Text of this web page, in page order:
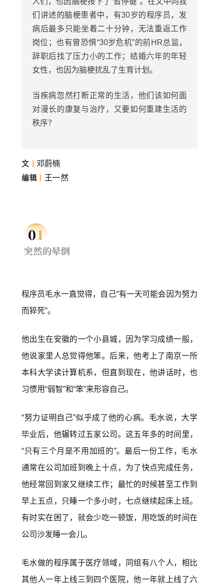
们讲述的脑梗患者中，有30岁的程序员，发
病后最多只能坐着二十分钟，无法重返工作
岗位；也有曾恐惧“30岁危机”的前HR总监，
辞职后找了压力小的工作；结婚六年的年轻
女性，也因为脑梗扰乱了生育计划。
当疾病忽然打断正常的生活，他们该如何面
对漫长的康复与治疗，又要如何重建生活的
秩序？
文
邓蔚楠
编辑
王一然
程序员毛水一直觉得，自己“有一天可能会因为努力
而猝死”。
他出生在安徽的一个小县城，因为学习成绩一般，
他说家里人总觉得他笨。后来，他考上了南京一所
本科大学读计算机系，但直到现在，他讲话时，也
习惯用“弱智”和“笨”来形容自己。
“努力证明自己”似乎成了他的心病。毛水说，大学
毕业后，他辗转过五家公司。这五年多的时间里，
“只有三个月是不用加班的”。最后一份工作，毛水
通常在公司加班到晚上十点，为了快点完成任务，
他经常回到家又继续工作；最忙的时候甚至工作到
早上五点，只睡一个多小时，七点继续起床上班。
有时实在困了，就会少吃一顿饭，用吃饭的时间在
公司沙发睡一会儿。
毛水做的程序属于医疗领域，同组有八个人，相比
其他人一年上线三到四个医院，他一年就上线了六